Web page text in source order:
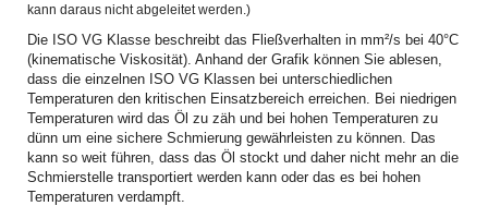
kann daraus nicht abgeleitet werden.)
Die ISO VG Klasse beschreibt das Fließverhalten in mm²/s bei 40°C
(kinematische Viskosität). Anhand der Grafik können Sie ablesen,
dass die einzelnen ISO VG Klassen bei unterschiedlichen
Temperaturen den kritischen Einsatzbereich erreichen. Bei niedrigen
Temperaturen wird das Öl zu zäh und bei hohen Temperaturen zu
dünn um eine sichere Schmierung gewährleisten zu können. Das
kann so weit führen, dass das Öl stockt und daher nicht mehr an die
Schmierstelle transportiert werden kann oder das es bei hohen
Temperaturen verdampft.